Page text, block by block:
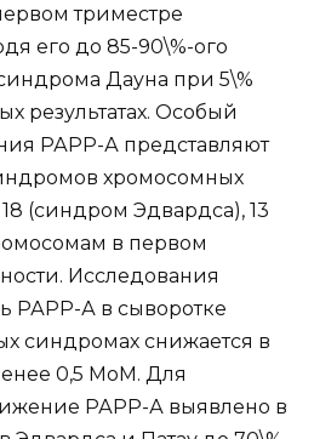
триместре
его до 85-90\%-ого
Дауна при 5\%
результатах. Особый
РАРР-А представляют
хромосомных
(синдром Эдвардса), 13
в первом
Исследования
РАРР-А в сыворотке
синдромах снижается в
0,5 МоМ. Для
РАРР-А выявлено в